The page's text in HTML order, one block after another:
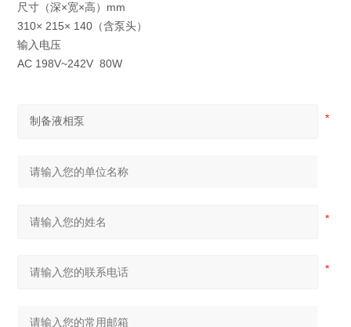
尺寸（深×宽×高）mm
310× 215× 140（含泵头）
输入电压
AC 198V~242V 80W